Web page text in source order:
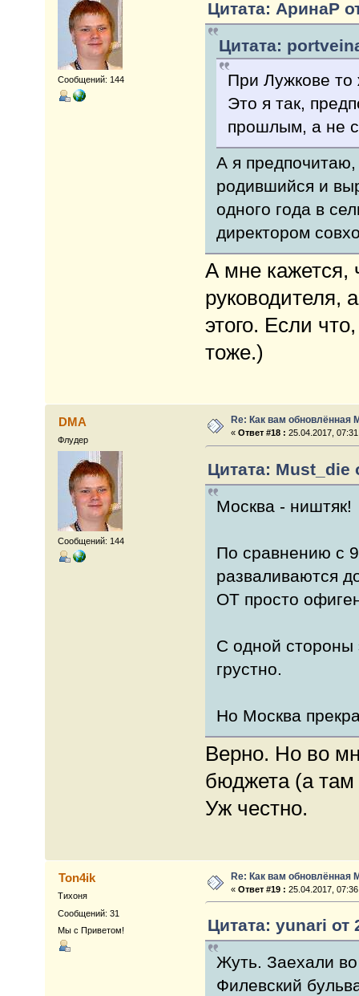
Сообщений: 144
Цитата: АринаР
Цитата:
При Лужкове то
Это я так,
прошлым, а не
А я предпочитаю,
родившийся и
одного года в
директором
А мне кажется,
руководителя,
этого. Если
тоже.)
DMA
Флудер
Сообщений: 144
Re: Как вам обновлённая
«Ответ #18 : 25.04.2017,
Цитата: Must_die
Москва - ништяк!
По сравнению с
разваливаются
ОТ просто
С одной стороны
грустно.
Но Москва
Верно. Но во
бюджета (а
Уж честно.
Ton4ik
Тихоня
Сообщений: 31
Мы с Приветом!
Re: Как вам обновлённая
«Ответ #19 : 25.04.2017,
Цитата: yunari от
Жуть. Заехали
Филевский